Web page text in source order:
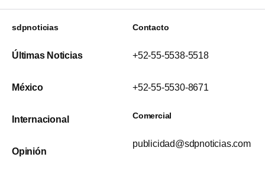
sdpnoticias
Últimas Noticias
México
Internacional
Opinión
Contacto
+52-55-5538-5518
+52-55-5530-8671
Comercial
publicidad@sdpnoticias.com